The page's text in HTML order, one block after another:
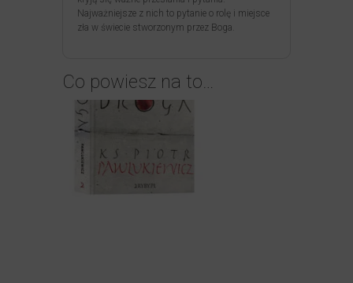
Najważniejsze z nich to pytanie o rolę i miejsce
zła w świecie stworzonym przez Boga.
Co powiesz na to…